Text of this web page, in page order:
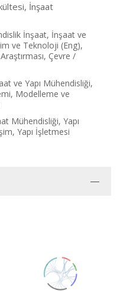
İnşaat
İnşaat, İnşaat ve
ve Teknoloji (Eng),
Çevre /
ve Yapı Mühendisliği,
Modelleme ve
Mühendisliği, Yapı
Yapı İşletmesi